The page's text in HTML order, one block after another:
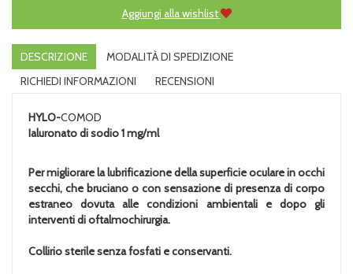
Aggiungi alla wishlist
DESCRIZIONE
MODALITÀ DI SPEDIZIONE
RICHIEDI INFORMAZIONI
RECENSIONI
HYLO-COMOD
Ialuronato di sodio 1 mg/ml
Per migliorare la lubrificazione della superficie oculare in occhi
secchi, che bruciano o con sensazione di presenza di corpo
estraneo dovuta alle condizioni ambientali e dopo gli
interventi di oftalmochirurgia.
Collirio sterile senza fosfati e conservanti.